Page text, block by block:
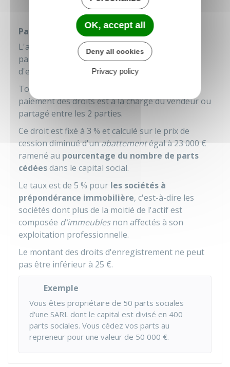
Service fiscal de l'enregistrement
Paiement des droits d'enregistrement
L'acquisition de parts sociales donne lieu au
paiement
par le repreneurd'un droit
d'enregistrement.
Toutefois, l'acte de cession peut prévoir que le
paiement des droits est à la charge du vendeur ou
partagé entre les 2 parties.
Ce droit est fixé à 3 % et calculé sur le prix de
cession diminué d'unabattementégal à23 000 €
ramené au pourcentage du nombre de parts
cédéesdans le capital social.
Le taux est de 5 % pour les sociétés à
prépondérance immobilière, c'est-à-dire les
sociétés dont plus de la moitié de l'actif est
composée d'immeublesnon affectés à son
exploitation professionnelle.
Le montant des droits d'enregistrement ne peut
pas être inférieur à 25 €.
Exemple
Vous êtes propriétaire de 50 parts sociales
d'une SARL dont le capital est divisé en 400
parts sociales. Vous cédez vos parts au
repreneur pour une valeur de 50 000 €.
OK, accept all
Deny all cookies
Privacy policy